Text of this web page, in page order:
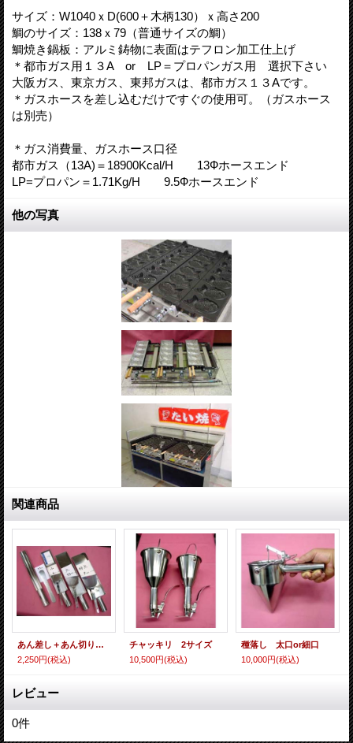
サイズ：W1040ｘD(600＋木柄130）ｘ高さ200
鯛のサイズ：138ｘ79（普通サイズの鯛）
鯛焼き鍋板：アルミ鋳物に表面はテフロン加工仕上げ
＊都市ガス用１３A or LP＝プロパンガス用 選択下さい
大阪ガス、東京ガス、東邦ガスは、都市ガス１３Aです。
＊ガスホースを差し込むだけですぐの使用可。（ガスホース
は別売）
＊ガス消費量、ガスホース口径
都市ガス（13A)＝18900Kcal/H 13Фホースエンド
LP=プロパン＝1.71Kg/H 9.5Фホースエンド
他の写真
関連商品
あん差し＋あん切り ４サイズ
2,250円(税込)
チャッキリ 2サイズ
10,500円(税込)
種落し 太口or細口
10,000円(税込)
レビュー
0件